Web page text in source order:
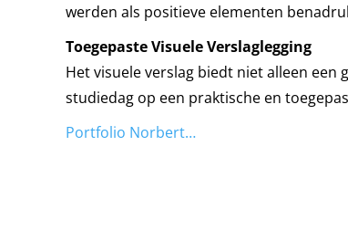
werden als positieve elementen
Toegepaste Visuele Verslaglegging
Het visuele verslag biedt niet alleen
studiedag op een praktische en
Portfolio Norbert…